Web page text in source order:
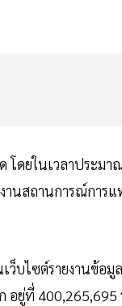
โดยในเวลาประ
านสถานการณ์การ
ว็บไซต์รายงานข้อ
อยู่ที่